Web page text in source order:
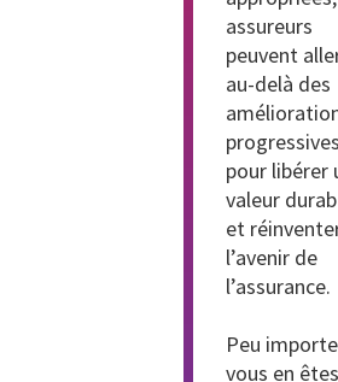
assureurs
peuvent
au-delà des
pour libérer
valeur
et
l’avenir de
l’assurance.
Peu
vous en êtes